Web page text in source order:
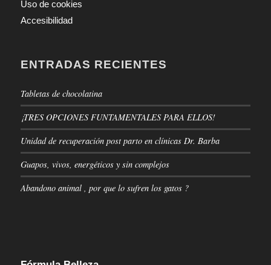
Uso de cookies
Accesibilidad
ENTRADAS RECIENTES
Tabletas de chocolatina
¡TRES OPCIONES FUNTAMENTALES PARA ELLOS!
Unidad de recuperación post parto en clínicas Dr. Barba
Guapos, vivos, energéticos y sin complejos
Abandono animal , por que lo sufren los gatos ?